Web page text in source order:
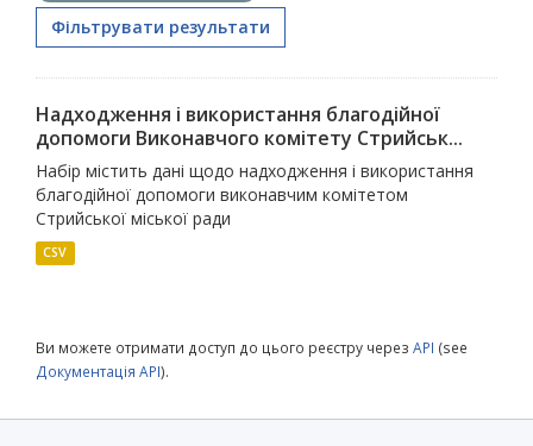
Фільтрувати результати
Надходження і використання благодійної
допомоги Виконавчого комітету Стрийськ...
Набір містить дані щодо надходження і використання
благодійної допомоги виконавчим комітетом
Стрийської міської ради
CSV
Ви можете отримати доступ до цього реєстру через API (see
Документація API).